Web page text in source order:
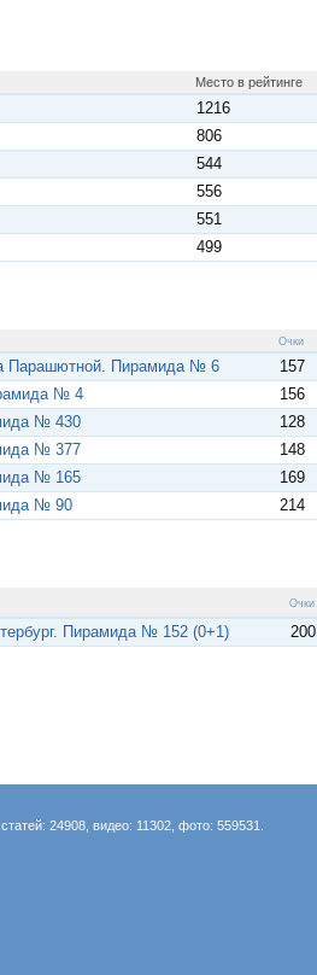
Место в рейтинге
1216
806
544
556
551
499
Очки
Парашютной. Пирамида № 6 157
№ 4 156
№ 430 128
№ 377 148
№ 165 169
№ 90 214
Очки
Пирамида № 152 (0+1) 200
24908, видео: 11302, фото: 559531.